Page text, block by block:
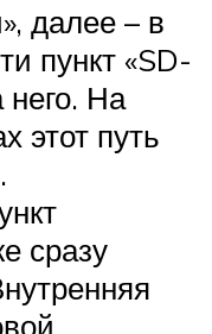
далее – в
пункт «SD-
него. На
этот путь
сразу